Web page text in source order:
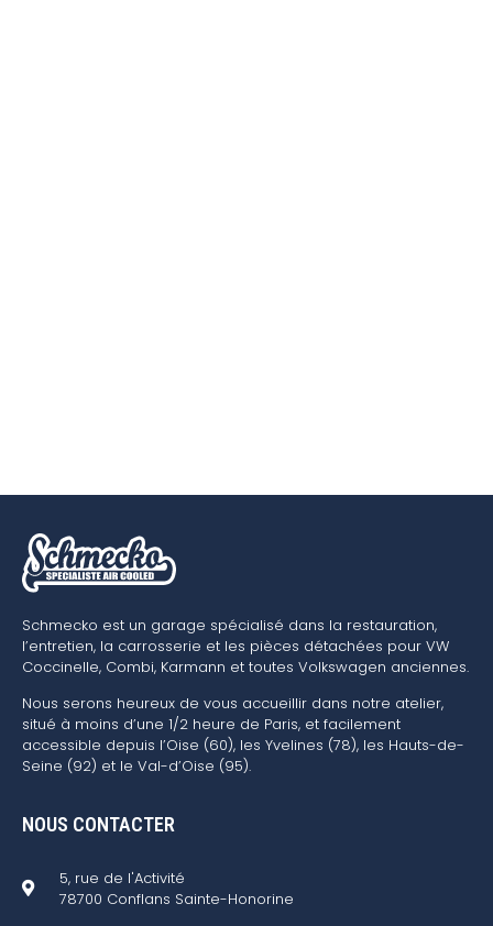
Schmecko est un garage spécialisé dans la restauration,
l’entretien, la carrosserie et les pièces détachées pour VW
Coccinelle, Combi, Karmann et toutes Volkswagen anciennes.
Nous serons heureux de vous accueillir dans notre atelier,
situé à moins d’une 1/2 heure de Paris, et facilement
accessible depuis l’Oise (60), les Yvelines (78), les Hauts-de-
Seine (92) et le Val-d’Oise (95).
NOUS CONTACTER
5, rue de l'Activité
78700 Conflans Sainte-Honorine